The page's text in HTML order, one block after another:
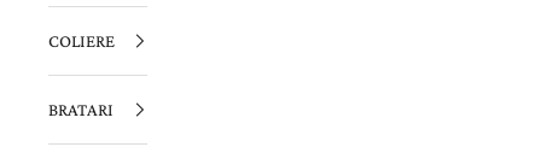
COLIERE
BRATARI